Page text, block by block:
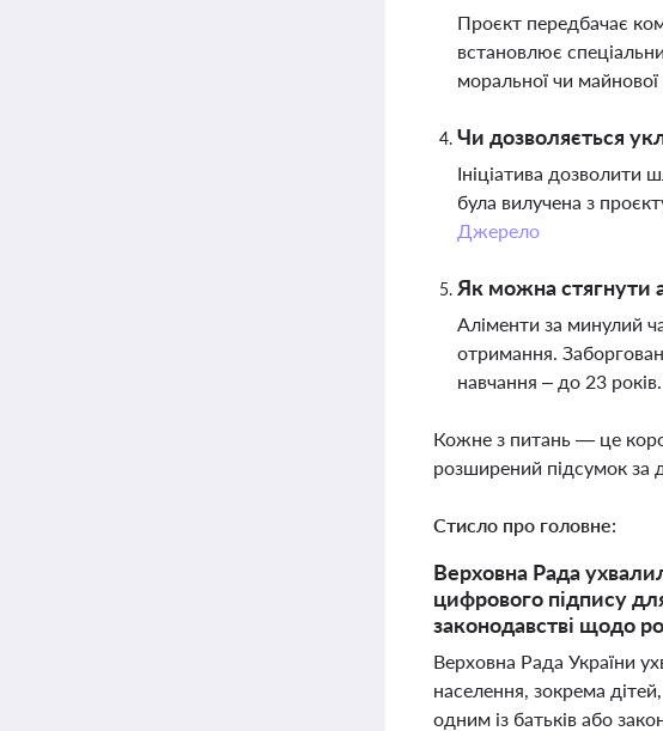
Проєкт передбачає
встановлює
моральної чи майнової
Чи дозволяється
Ініціатива дозволити
була вилучена з
Джерело
Як можна стягнути
Аліменти за минулий
отримання.
навчання – до 23
Кожне з питань — це
розширений підсумок за
Стисло про головне:
Верховна Рада
цифрового підпису
законодавстві щодо
Верховна Рада України
населення, зокрема
одним із батьків або